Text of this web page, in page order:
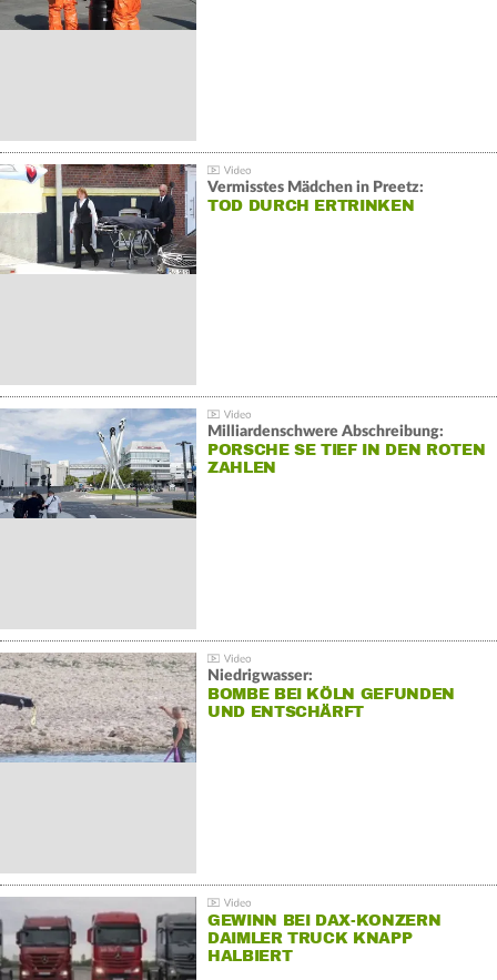
Vermisstes Mädchen in Preetz:
TOD DURCH ERTRINKEN
Milliardenschwere Abschreibung:
PORSCHE SE TIEF IN DEN ROTEN
ZAHLEN
Niedrigwasser:
BOMBE BEI KÖLN GEFUNDEN
UND ENTSCHÄRFT
GEWINN BEI DAX-KONZERN
DAIMLER TRUCK KNAPP
HALBIERT